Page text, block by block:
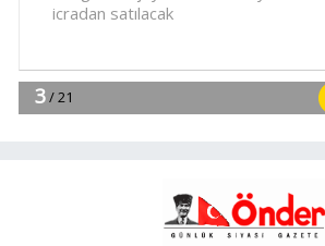
09:55 İzmir'de Bornova Aktarma
İstasyonu yenilendi